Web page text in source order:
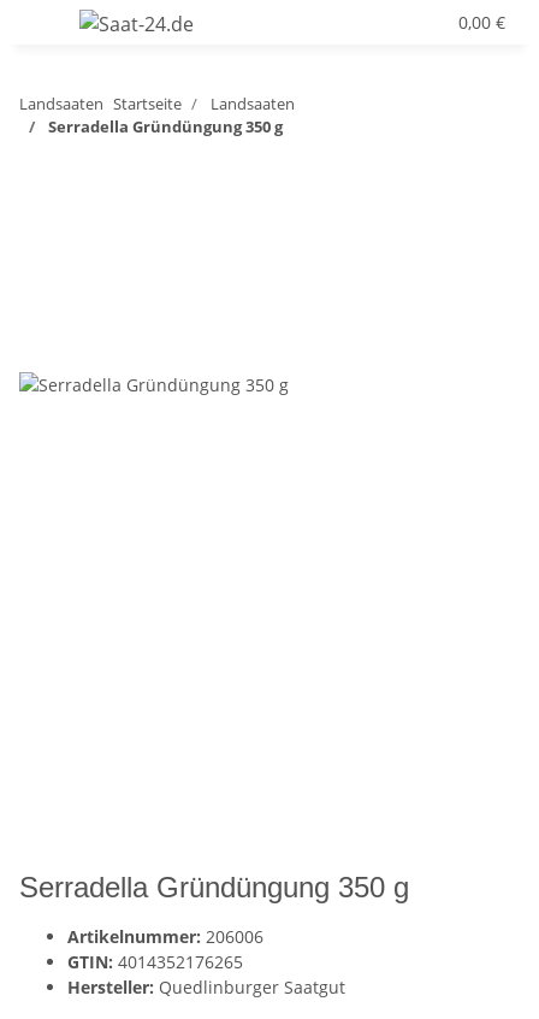
0,00 €
Landsaaten Startseite
Landsaaten
Serradella Gründüngung 350 g
Serradella Gründüngung 350 g
Artikelnummer: 206006
GTIN: 4014352176265
Hersteller: Quedlinburger Saatgut